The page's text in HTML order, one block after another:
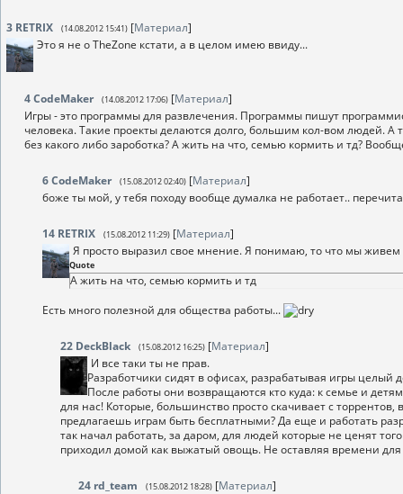
3 RETRIX (14.08.2012 15:41) [Материал]
Это я не о TheZone кстати, а в целом имею ввиду...
4CodeMaker (14.08.2012 17:06) [Материал]
Игры - это программы для развлечения. Программы пишут
человека. Такие проекты делаются долго, большим кол-вом людей. А
без какого либо зароботка? А жить на что, семью кормить и тд?
6CodeMaker (15.08.2012 02:40) [Материал]
боже ты мой, у тебя походу вообще думалка не работает..
14 RETRIX (15.08.2012 11:29) [Материал]
Я просто выразил свое мнение. Я понимаю, то что мы
Quote
А жить на что, семью кормить и тд
Есть много полезной для общества работы...
22 DeckBlack (15.08.2012 16:25) [Материал]
И все таки ты не прав.
Разработчики сидят в офисах, разрабатывая игры
После работы они возвращаются кто куда: к семье и
для нас! Которые, большинство просто скачивает с
предлагаешь играм быть бесплатными? Да еще и работать
так начал работать, за даром, для людей которые не ценят
приходил домой как выжатый овощь. Не оставляя времени
24 rd_team (15.08.2012 18:28) [Материал]